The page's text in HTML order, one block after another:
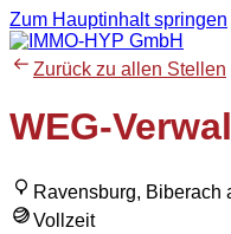
Zum Hauptinhalt springen
Zurück zu allen Stellen
WEG-
Ravensburg, Biberach
Vollzeit